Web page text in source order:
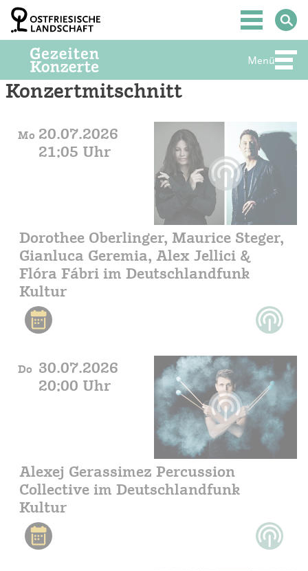
Zum
Inhalt
springen
Hauptmenü
Menü
Konzertmitschnitt
Mo 20.07.2026
21:05 Uhr
Dorothee Oberlinger, Maurice Steger,
Gianluca Geremia, Alex Jellici &
Flóra Fábri im Deutschlandfunk
Kultur
Do 30.07.2026
20:00 Uhr
Alexej Gerassimez Percussion
Collective im Deutschlandfunk
Kultur